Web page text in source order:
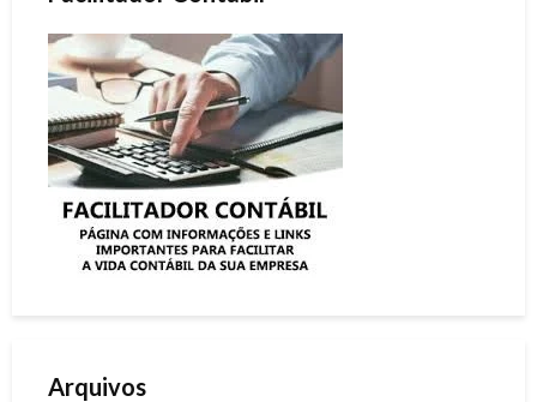
Arquivos